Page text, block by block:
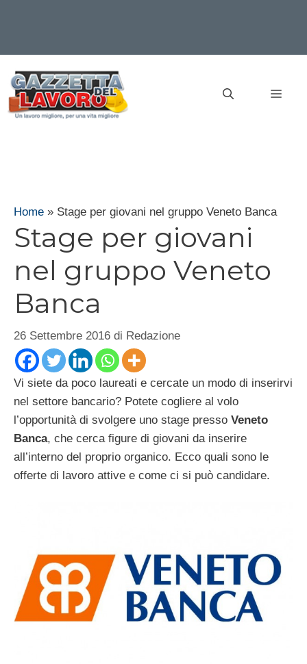
contenuto
Home » Stage per giovani nel gruppo Veneto Banca
Stage per giovani
nel gruppo Veneto
Banca
26 Settembre 2016 di Redazione
Vi siete da poco laureati e cercate un modo di inserirvi
nel settore bancario? Potete cogliere al volo
l’opportunità di svolgere uno stage presso Veneto
Banca, che cerca figure di giovani da inserire
all’interno del proprio organico. Ecco quali sono le
offerte di lavoro attive e come ci si può candidare.